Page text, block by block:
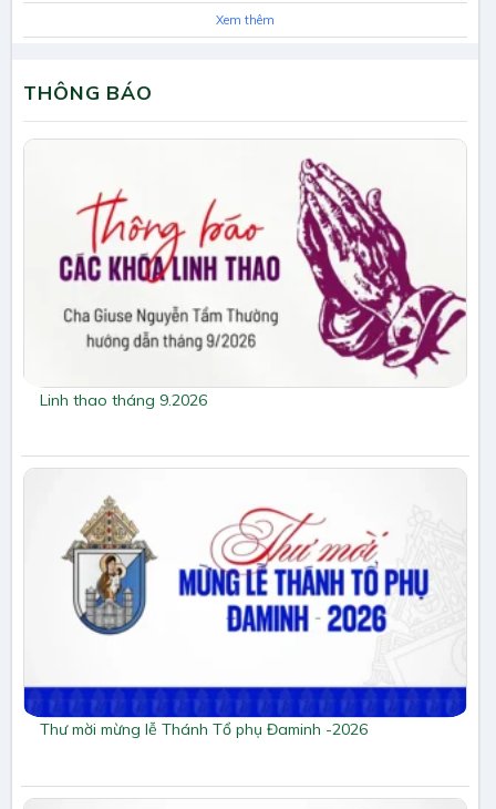
Xem thêm
THÔNG BÁO
Linh thao tháng 9.2026
Thư mời mừng lễ Thánh Tổ phụ Đaminh -2026